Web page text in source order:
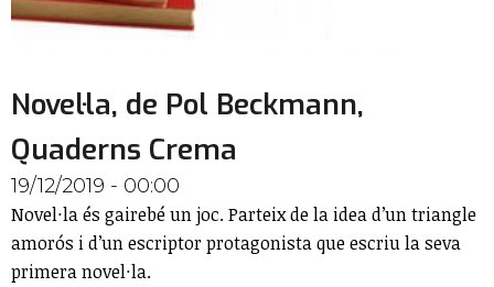
Novel·la, de Pol Beckmann,
Quaderns Crema
19/12/2019 - 00:00
Novel·la és gairebé un joc. Parteix de la idea d’un triangle
amorós i d’un escriptor protagonista que escriu la seva
primera novel·la.